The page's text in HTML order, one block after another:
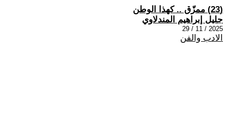
(23) ممزّق .. كهذا الوطن
جليل إبراهيم المندلاوي
2025 / 11 / 29
الادب والفن